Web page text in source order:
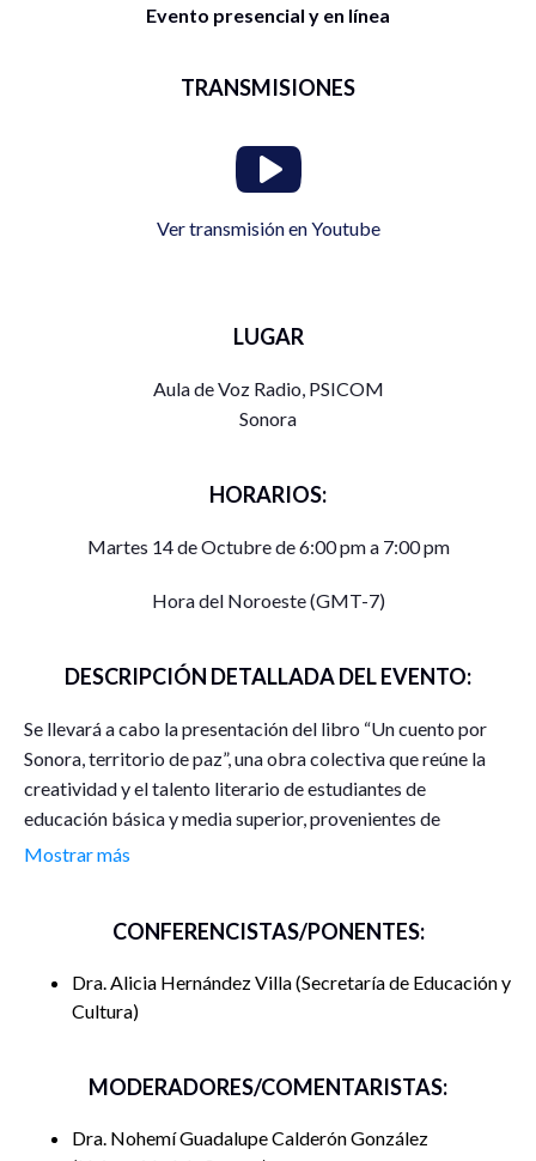
Evento presencial y en línea
TRANSMISIONES
Ver transmisión en Youtube
LUGAR
Aula de Voz Radio, PSICOM
Sonora
HORARIOS:
Martes 14 de Octubre de 6:00 pm a 7:00 pm
Hora del Noroeste (GMT-7)
DESCRIPCIÓN DETALLADA DEL EVENTO:
Se llevará a cabo la presentación del libro “Un cuento por
Sonora, territorio de paz”, una obra colectiva que reúne la
creatividad y el talento literario de estudiantes de
educación básica y media superior, provenientes de
escuelas públicas y privadas del estado de Sonora.
paz, a través de relatos originales que reflejan la visión,
Durante el evento se compartirá la experiencia de gestar
Mostrar más
CONFERENCISTAS/PONENTES:
Dra. Alicia Hernández Villa Secretaría de Educación y
Cultura
MODERADORES/COMENTARISTAS:
Dra. Nohemí Guadalupe Calderón González